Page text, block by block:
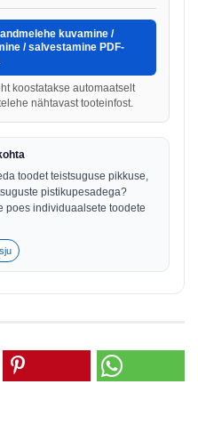
kuvamine /
/ salvestamine PDF-
koostatakse automaatselt
nähtavast tooteinfost.
toodet teistsuguse pikkuse,
pistikupesadega?
poes individuaalsete toodete